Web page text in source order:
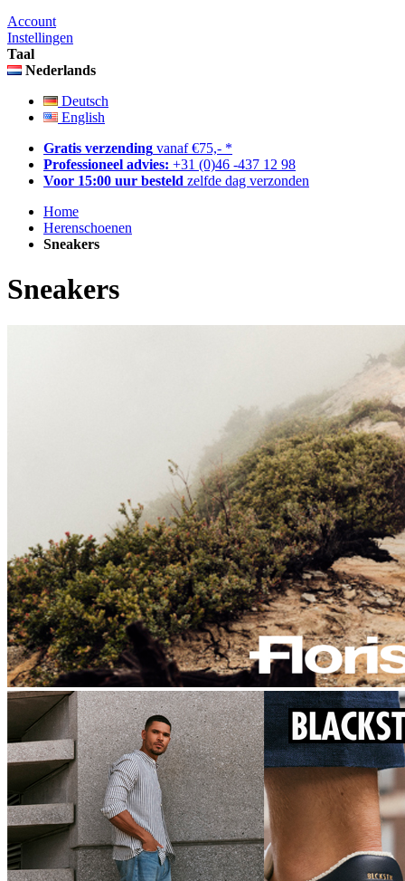
Account
Instellingen
Taal
Nederlands
Deutsch
English
Gratis verzending vanaf €75,- *
Professioneel advies: +31 (0)46 -437 12 98
Voor 15:00 uur besteld zelfde dag verzonden
Home
Herenschoenen
Sneakers
Sneakers